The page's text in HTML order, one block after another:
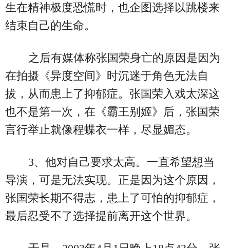
生在精神极度恐慌时，也企图选择以跳楼来
结束自己的生命。
之后有媒体称张国荣身亡的原因是因为
在拍摄《异度空间》时沉迷于角色无法自
拔，从而患上了抑郁症。张国荣入戏太深这
也不是第一次，在《霸王别姬》后，张国荣
言行举止就像程蝶衣一样，尽显媚态。
3、他对自己要求太高。一直希望想当
导演，可是无法实现。正是因为这个原因，
张国荣长期不得志，患上了可怕的抑郁症，
最后忍受不了选择提前离开这个世界。